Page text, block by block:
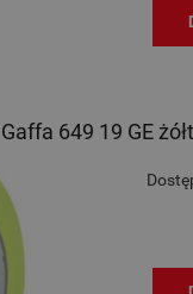
649 19 GE